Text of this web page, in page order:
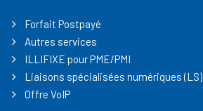
Forfait Postpayé
Autres services
ILLIFIXE pour PME/PMI
Liaisons spécialisées numériques (LS)
Offre VoIP